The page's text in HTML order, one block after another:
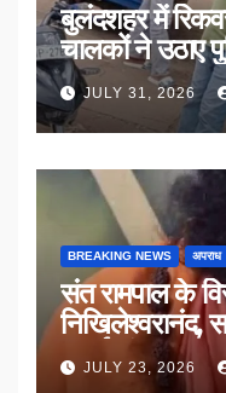
बुलंदशहर में रिकवरी
चालकों ने उठाए
JULY 31, 2026
BREAKING NEWS अपराध
संत रामपाल के
निखिलेश्वरानंद,
उठाई मांग
JULY 23, 2026